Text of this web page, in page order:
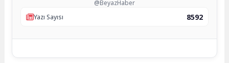
@BeyazHaber
Yazı Sayısı
8592